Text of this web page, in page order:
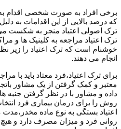
برخی افراد به صورت شخصی اقدام
که درصد بالایی از این اقدامات به
ترک اصولی اعتیاد منجر به شکست
ترک اعتیاد مراجعه به کلینیک ها و
خوشنام است که ترک اعتیاد را زیر
انجام می دهند.
برای ترک اعتیاد،فرد معتاد باید با
معتبر و کمک گرفتن از یک مشاور
داده و مشاور با در نظر گرفتن جنبه
روش را برای درمان بیماری فرد
اعتیاد بستگی به نوع ماده
روانی فرد و میزان مصرف دارد و